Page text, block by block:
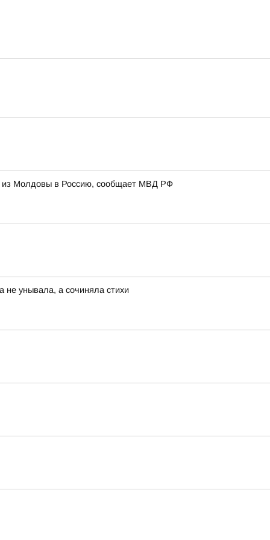
из Молдовы в Россию, сообщает МВД РФ
не унывала, а сочиняла стихи